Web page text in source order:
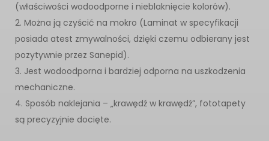
(właściwości wodoodporne i nieblaknięcie kolorów).
2. Można ją czyścić na mokro (Laminat w specyfikacji
posiada atest zmywalności, dzięki czemu odbierany jest
pozytywnie przez Sanepid).
3. Jest wodoodporna i bardziej odporna na uszkodzenia
mechaniczne.
4. Sposób naklejania – „krawędź w krawędź”, fototapety
są precyzyjnie docięte.